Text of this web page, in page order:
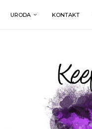
URODA KONTAKT